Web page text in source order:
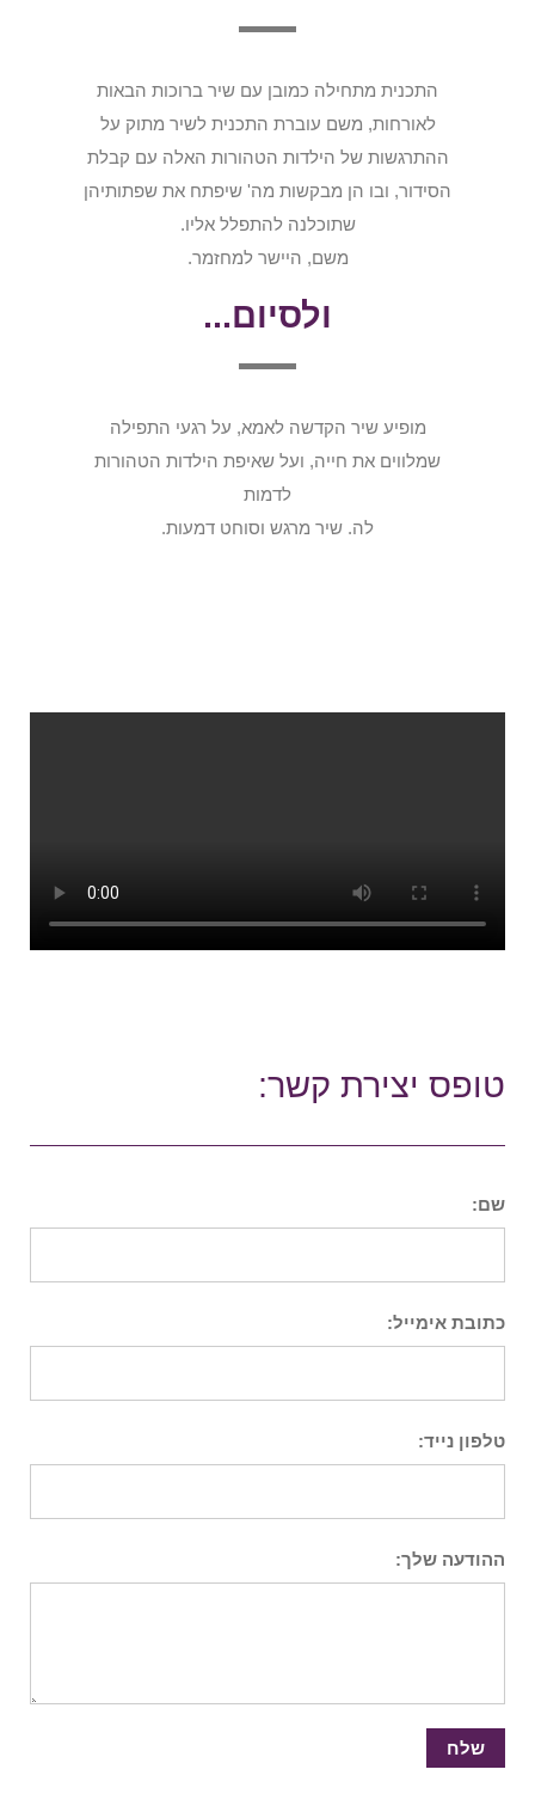
התכנית מתחילה כמובן עם שיר ברוכות הבאות
לאורחות, משם עוברת התכנית לשיר מתוק על
ההתרגשות של הילדות הטהורות האלה עם קבלת
הסידור, ובו הן מבקשות מה' שיפתח את שפתותיהן
שתוכלנה להתפלל אליו.
משם, היישר למחזמר.
ולסיום...
מופיע שיר הקדשה לאמא, על רגעי התפילה
שמלווים את חייה, ועל שאיפת הילדות הטהורות
לדמות
לה. שיר מרגש וסוחט דמעות.
טופס יצירת קשר:
שם:
כתובת אימייל:
טלפון נייד:
ההודעה שלך: